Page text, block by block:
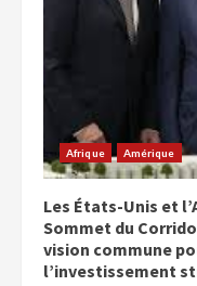
Afrique Amérique
Les États-Unis et
Sommet du
vision commune
l’investissement